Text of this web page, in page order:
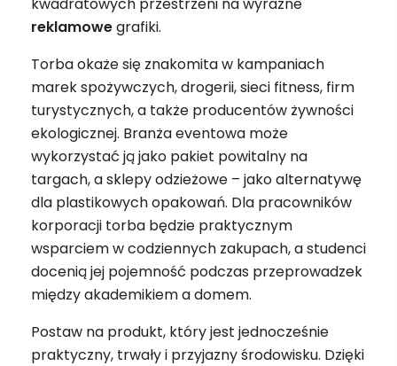
reklamowegrafiki.
Torba okaże się znakomita w kampaniach
marek spożywczych, drogerii, sieci fitness, firm
turystycznych, a także producentów żywności
ekologicznej. Branża eventowa może
wykorzystać ją jako pakiet powitalny na
targach, a sklepy odzieżowe – jako alternatywę
dla plastikowych opakowań. Dla pracowników
korporacji torba będzie praktycznym
wsparciem w codziennych zakupach, a studenci
docenią jej pojemność podczas przeprowadzek
między akademikiem a domem.
Postaw na produkt, który jest jednocześnie
praktyczny, trwały i przyjazny środowisku. Dzięki